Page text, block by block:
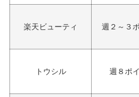
楽天ビューティ 週２～３
トウシル 週８ポ